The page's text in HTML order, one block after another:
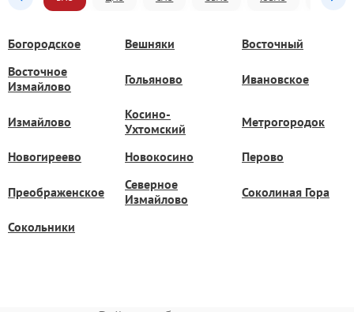
Богородское Вешняки
Восточный
Восточное
Измайлово
Гольяново Ивановское
Измайлово
Косино-
Ухтомский
Метрогородок
Новогиреево Новокосино Перово
Преображенское
Северное
Измайлово
Соколиная Гора
Сокольники